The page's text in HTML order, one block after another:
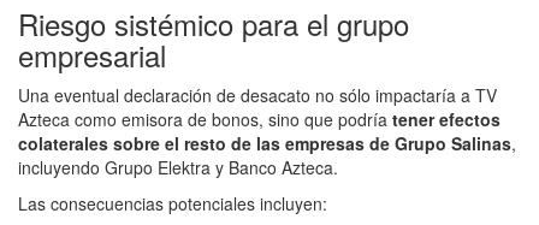
Riesgo sistémico para el grupo
empresarial
Una eventual declaración de desacato no sólo impactaría a TV
Azteca como emisora de bonos, sino que podría tener efectos
colaterales sobre el resto de las empresas de Grupo Salinas,
incluyendo Grupo Elektra y Banco Azteca.
Las consecuencias potenciales incluyen: